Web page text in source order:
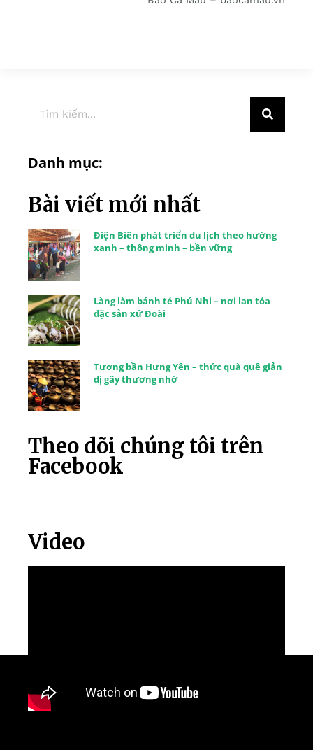
Danh mục:
Bài viết mới nhất
Điện Biên phát triển du lịch theo hướng
xanh – thông minh – bền vững
Làng làm bánh tẻ Phú Nhi – nơi lan tỏa
đặc sản xứ Đoài
Tương bần Hưng Yên – thức quà quê giản
dị gây thương nhớ
Theo dõi chúng tôi trên
Facebook
Video